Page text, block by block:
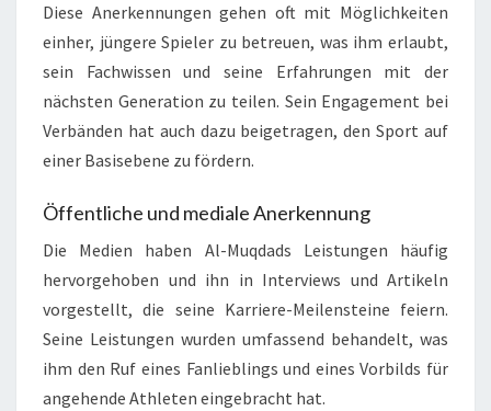
Diese Anerkennungen gehen oft mit Möglichkeiten
einher, jüngere Spieler zu betreuen, was ihm erlaubt,
sein Fachwissen und seine Erfahrungen mit der
nächsten Generation zu teilen. Sein Engagement bei
Verbänden hat auch dazu beigetragen, den Sport auf
einer Basisebene zu fördern.
Öffentliche und mediale Anerkennung
Die Medien haben Al-Muqdads Leistungen häufig
hervorgehoben und ihn in Interviews und Artikeln
vorgestellt, die seine Karriere-Meilensteine feiern.
Seine Leistungen wurden umfassend behandelt, was
ihm den Ruf eines Fanlieblings und eines Vorbilds für
angehende Athleten eingebracht hat.